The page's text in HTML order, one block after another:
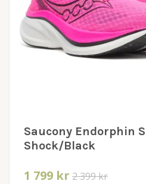
Saucony Endorphin
Shock/Black
1 799 kr 2 399 kr